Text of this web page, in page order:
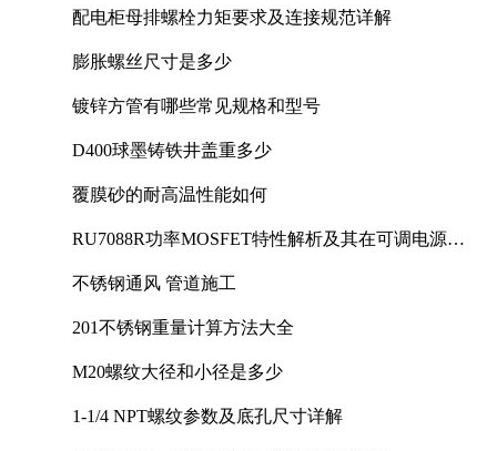
配电柜母排螺栓力矩要求及连接规范详解
膨胀螺丝尺寸是多少
镀锌方管有哪些常见规格和型号
D400球墨铸铁井盖重多少
覆膜砂的耐高温性能如何
RU7088R功率MOSFET特性解析及其在可调电源设
不锈钢通风 管道施工
201不锈钢重量计算方法大全
M20螺纹大径和小径是多少
1-1/4 NPT螺纹参数及底孔尺寸详解